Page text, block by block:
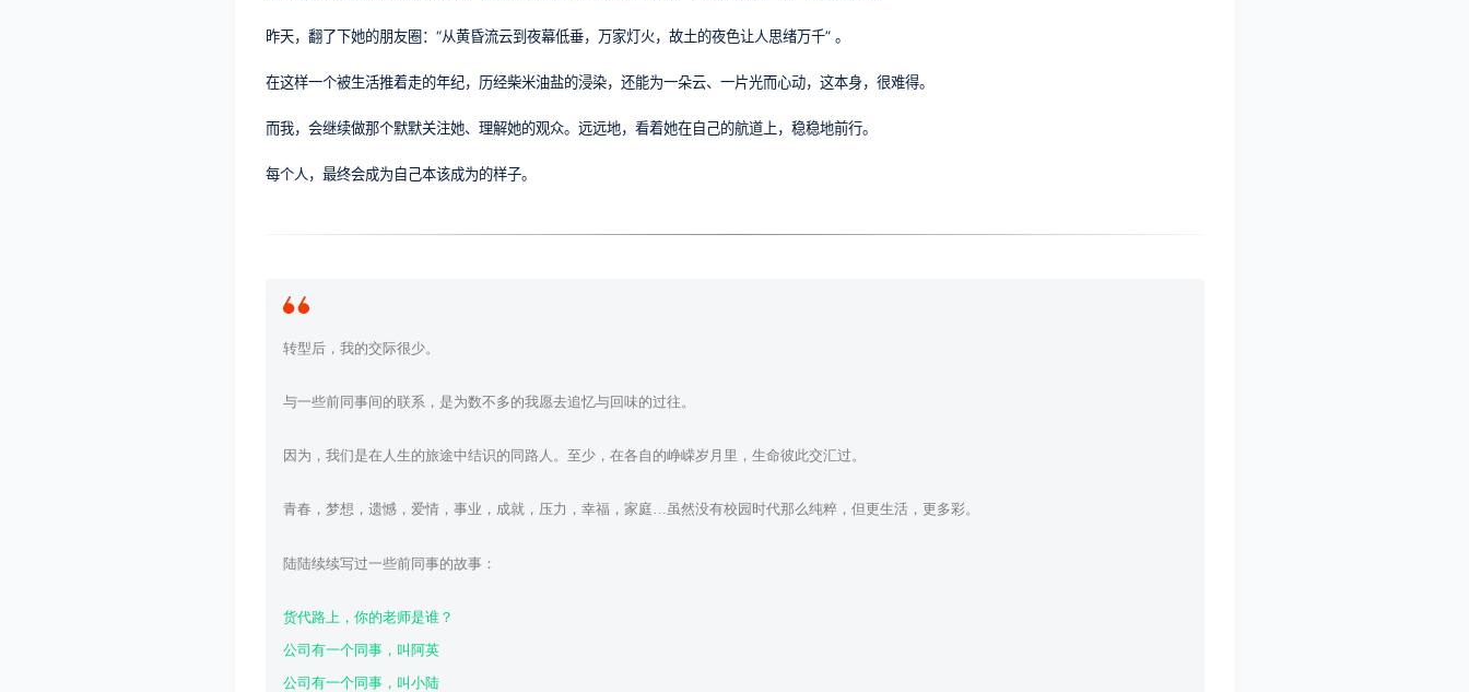
昨天，翻了下她的朋友圈：“从黄昏流云到夜幕低垂，万家灯火，故土的夜色让人思绪万千” 。
在这样一个被生活推着走的年纪，历经柴米油盐的浸染，还能为一朵云、一片光而心动，这本身，很难得。
而我，会继续做那个默默关注她、理解她的观众。远远地，看着她在自己的航道上，稳稳地前行。
每个人，最终会成为自己本该成为的样子。
转型后，我的交际很少。
与一些前同事间的联系，是为数不多的我愿去追忆与回味的过往。
因为，我们是在人生的旅途中结识的同路人。至少，在各自的峥嵘岁月里，生命彼此交汇过。
青春，梦想，遗憾，爱情，事业，成就，压力，幸福，家庭…虽然没有校园时代那么纯粹，但更生活，更多彩。
陆陆续续写过一些前同事的故事：
货代路上，你的老师是谁？
公司有一个同事，叫阿英
公司有一个同事，叫小陆